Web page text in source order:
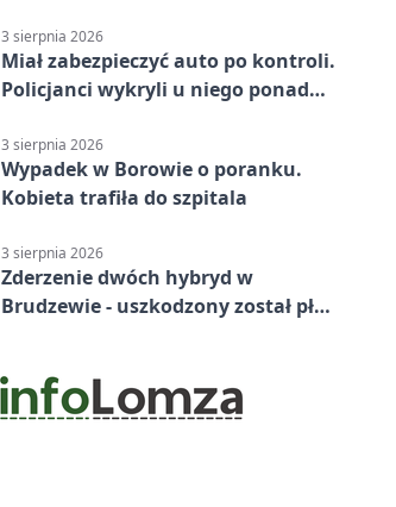
3 sierpnia 2026
Miał zabezpieczyć auto po kontroli.
Policjanci wykryli u niego ponad
3 sierpnia 2026
Wypadek w Borowie o poranku.
Kobieta trafiła do szpitala
3 sierpnia 2026
Zderzenie dwóch hybryd w
Brudzewie - uszkodzony został płot